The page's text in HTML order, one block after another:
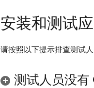
安装和测试
请按照以下提示排查测试
测试人员没